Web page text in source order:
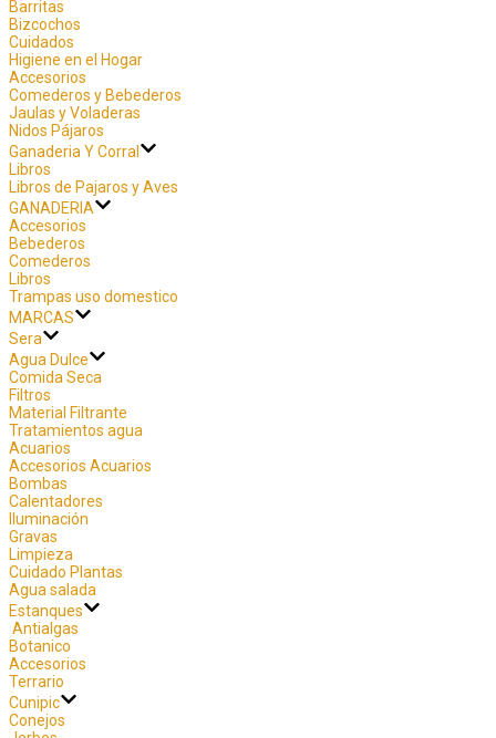
Barritas
Bizcochos
Cuidados
Higiene en el Hogar
Accesorios
Comederos y Bebederos
Jaulas y Voladeras
Nidos Pájaros
Ganaderia Y Corral
Libros
Libros de Pajaros y Aves
GANADERIA
Accesorios
Bebederos
Comederos
Libros
Trampas uso domestico
MARCAS
Sera
Agua Dulce
Comida Seca
Filtros
Material Filtrante
Tratamientos agua
Acuarios
Accesorios Acuarios
Bombas
Calentadores
Iluminación
Gravas
Limpieza
Cuidado Plantas
Agua salada
Estanques
Antialgas
Botanico
Accesorios
Terrario
Cunipic
Conejos